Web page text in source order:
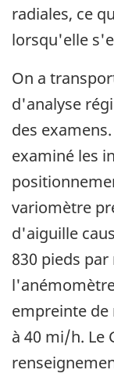
radiales, ce
lorsqu'elle
On a
d'analyse
des
examiné les
variomètre
d'aiguille
830 pieds
empreinte de
à 40 mi/h. Le